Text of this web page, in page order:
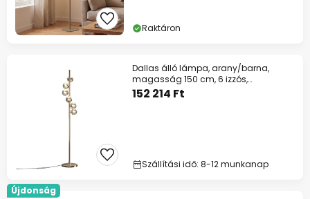
Raktáron
Dallas álló lámpa, arany/barna,
magasság 150 cm, 6 izzós,
fényerőszabályozóval
152 214 Ft
Szállítási idő: 8-12 munkanap
Újdonság